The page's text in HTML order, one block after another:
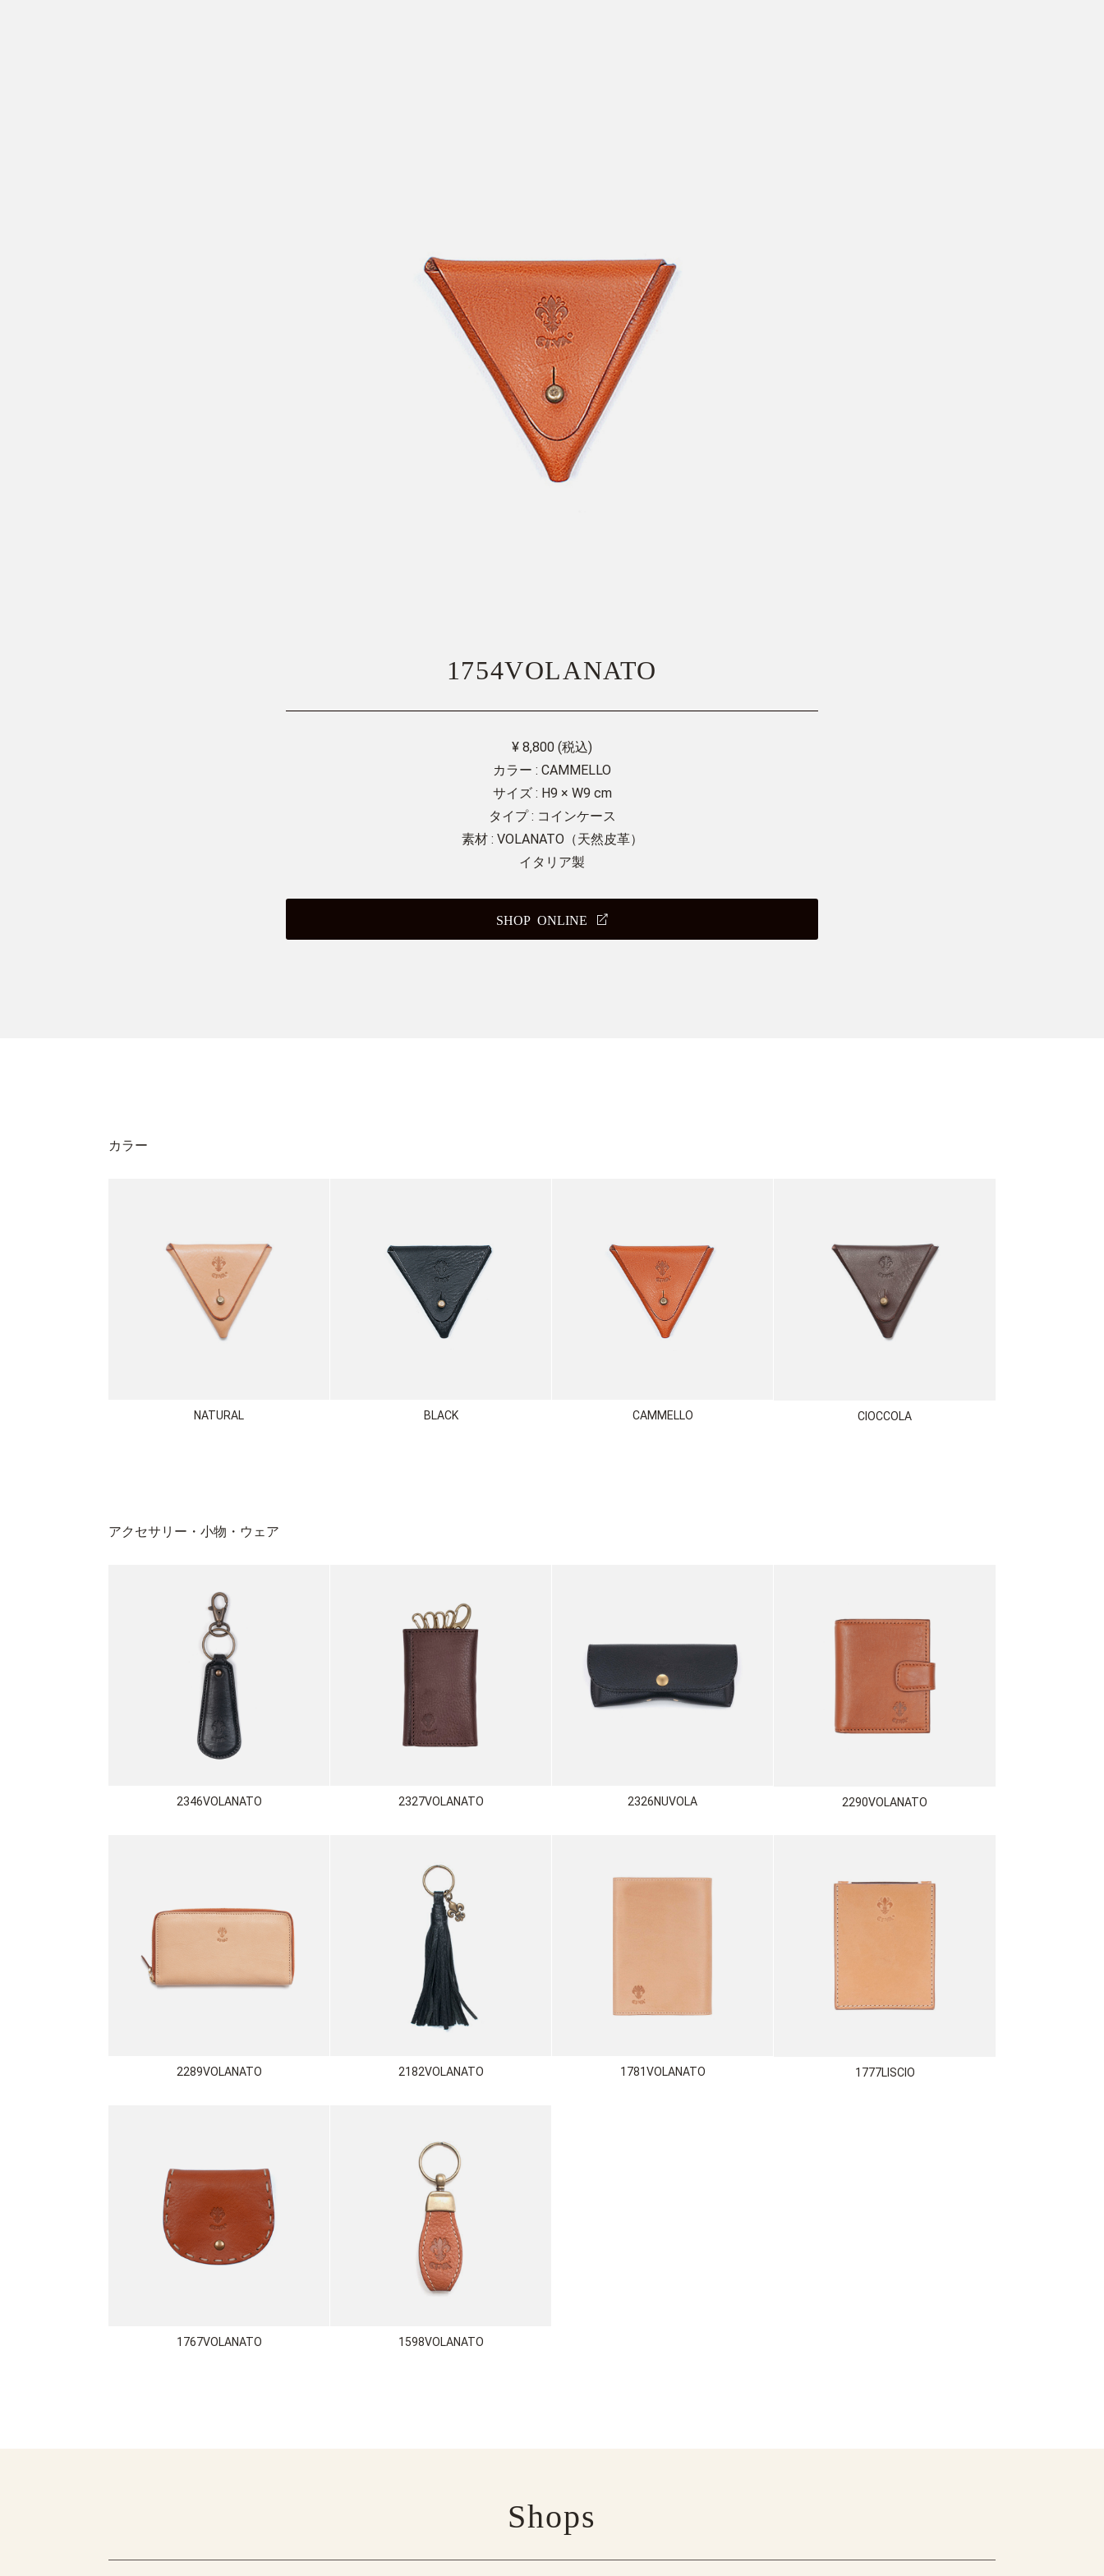
1754VOLANATO
¥ 8,800 (税込)
カラー : CAMMELLO
サイズ : H9 × W9 cm
タイプ : コインケース
素材 : VOLANATO（天然皮革）
イタリア製
SHOP ONLINE
カラー
NATURAL BLACK CAMMELLO CIOCCOLA
アクセサリー・小物・ウェア
2346VOLANATO 2327VOLANATO 2326NUVOLA 2290VOLANATO
2289VOLANATO 2182VOLANATO 1781VOLANATO 1777LISCIO
1767VOLANATO 1598VOLANATO
Shops